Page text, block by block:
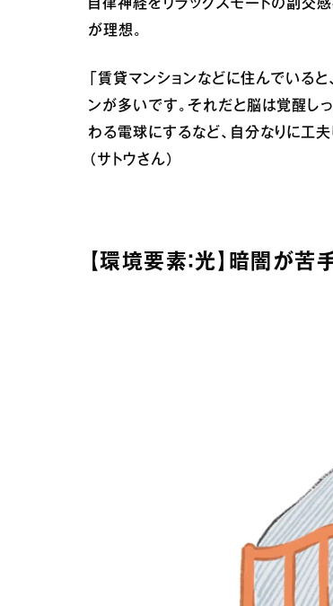
自律神経をリラックスモードの副交
が理想。
「賃貸マンションなどに住んでいる
ンが多いです。それだと脳は覚醒し
わる電球にするなど、自分なりに工
（サトウさん）
【環境要素：光】暗闇が